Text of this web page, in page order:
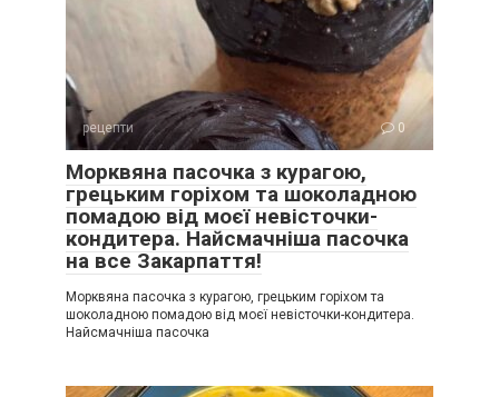
рецепти 0
Морквяна пасочка з курагою,
грецьким горіхом та шоколадною
помадою від моєї невісточки-
кондитера. Найсмачніша пасочка
на все Закарпаття!
Морквяна пасочка з курагою, грецьким горіхом та
шоколадною помадою від моєї невісточки-кондитера.
Найсмачніша пасочка